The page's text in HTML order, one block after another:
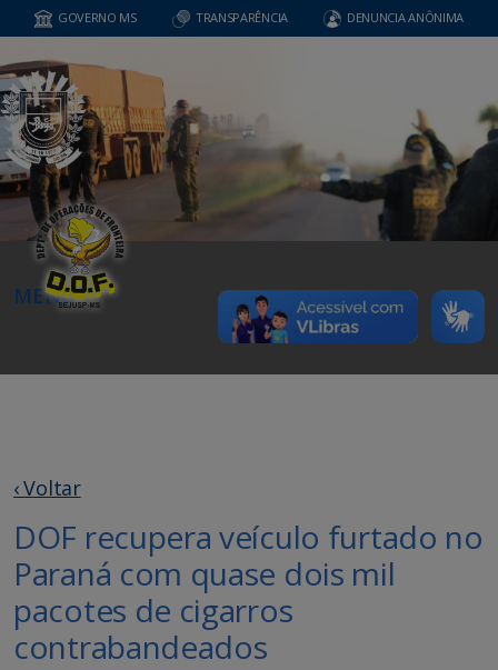
GOVERNO MS TRANSPARÊNCIA DENUNCIA ANÔNIMA
MENU
‹ Voltar
DOF recupera veículo furtado no
Paraná com quase dois mil
pacotes de cigarros
contrabandeados